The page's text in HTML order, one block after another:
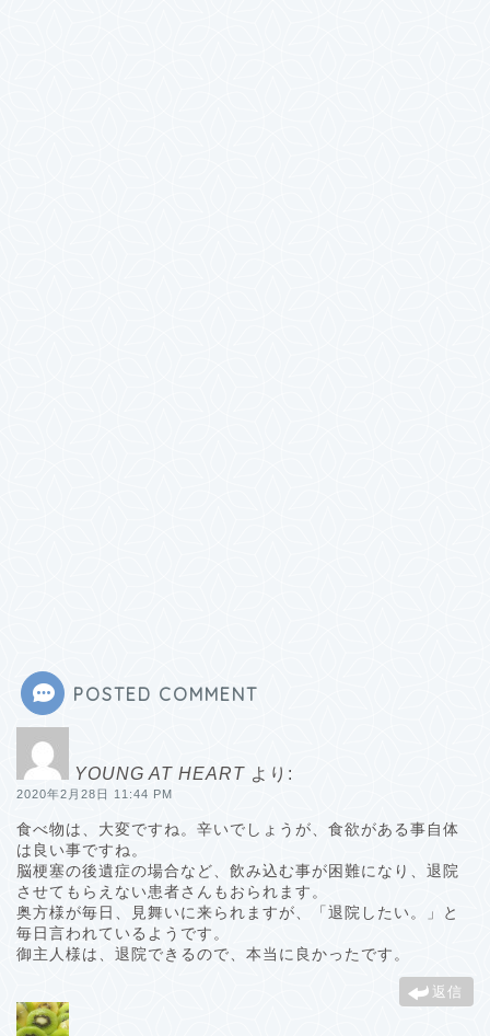
POSTED COMMENT
YOUNG AT HEART より:
2020年2月28日 11:44 PM
食べ物は、大変ですね。辛いでしょうが、食欲がある事自体
は良い事ですね。
脳梗塞の後遺症の場合など、飲み込む事が困難になり、退院
させてもらえない患者さんもおられます。
奥方様が毎日、見舞いに来られますが、「退院したい。」と
毎日言われているようです。
御主人様は、退院できるので、本当に良かったです。
返信